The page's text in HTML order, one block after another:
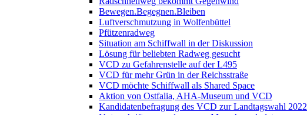
Bewegen.Begegnen.Bleiben
Luftverschmutzung in Wolfenbüttel
Pfützenradweg
Situation am Schiffwall in der Diskussion
Lösung für beliebten Radweg gesucht
VCD zu Gefahrenstelle auf der L495
VCD für mehr Grün in der Reichsstraße
VCD möchte Schiffwall als Shared Space
Aktion von Ostfalia, AHA-Museum und VCD
Kandidatenbefragung des VCD zur Landtagswahl 2022